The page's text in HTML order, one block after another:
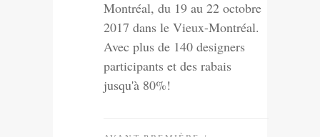
Montréal, du 19 au 22 octobre
2017 dans le Vieux-Montréal.
Avec plus de 140 designers
participants et des rabais
jusqu'à 80%!